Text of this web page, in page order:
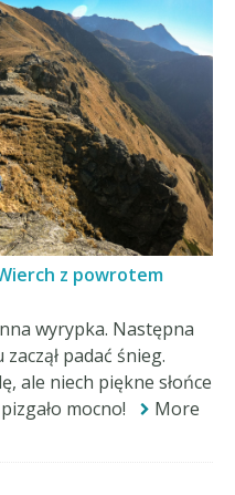
z powrotem
wyrypka. Następna
padać śnieg.
ale niech piękne słońce
mocno!
More